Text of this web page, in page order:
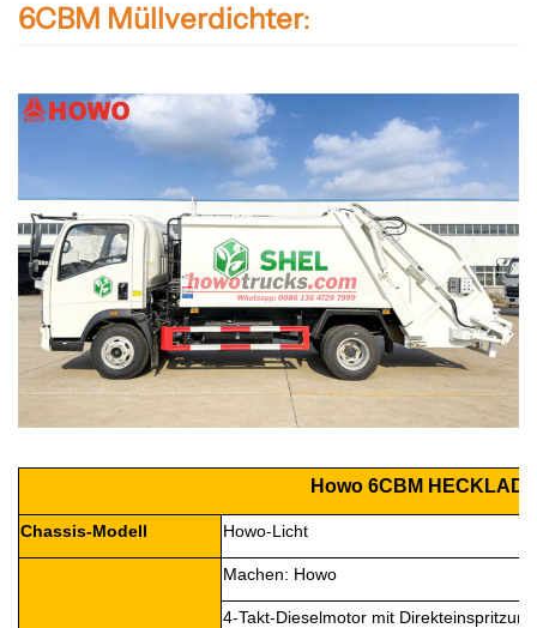
6CBM Müllverdichter:
Howo 6CBM
Chassis-Modell Howo-Licht
Machen: Howo
4-Takt-Dieselmotor mit Direkteinspritzung